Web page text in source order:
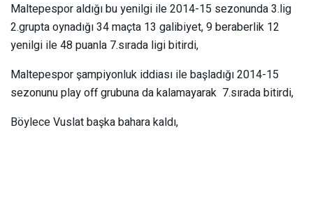
Maltepespor aldığı bu yenilgi ile 2014-15 sezonunda 3.lig
2.grupta oynadığı 34 maçta 13 galibiyet, 9 beraberlik 12
yenilgi ile 48 puanla 7.sırada ligi bitirdi,
Maltepespor şampiyonluk iddiası ile başladığı 2014-15
sezonunu play off grubuna da kalamayarak 7.sırada bitirdi,
Böylece Vuslat başka bahara kaldı,